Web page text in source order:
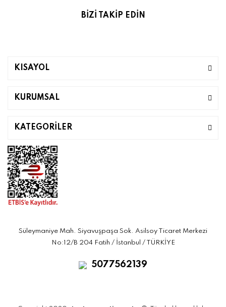
BİZİ TAKİP EDİN
KISAYOL
KURUMSAL
KATEGORİLER
Süleymaniye Mah. Siyavuşpaşa Sok. Asilsoy Ticaret Merkezi
No:12/B 204 Fatih / İstanbul / TÜRKİYE
5077562139